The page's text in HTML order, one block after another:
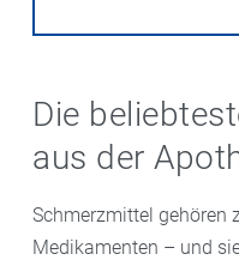
Die
aus der
Schmerzmittel gehören
Medikamenten – und